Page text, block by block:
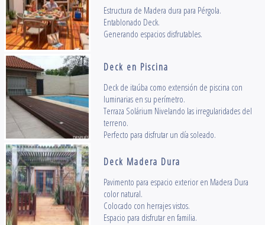
Estructura de Madera dura para Pérgola.
Entablonado Deck.
Generando espacios disfrutables.
Deck en Piscina
Deck de itaúba como extensión de piscina con
luminarias en su perímetro.
Terraza Solárium Nivelando las irregularidades del
terreno.
Perfecto para disfrutar un día soleado.
Deck Madera Dura
Pavimento para espacio exterior en Madera Dura
color natural.
Colocado con herrajes vistos.
Espacio para disfrutar en familia.